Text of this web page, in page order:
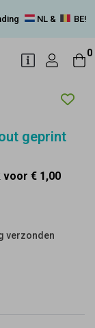
NL & BE!
0
geprint
voor € 1,00
verzonden